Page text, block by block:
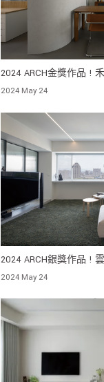
2024 ARCH金獎作品 !
獲新生的環境 看見早期
2024 May 24
2024 ARCH銀獎作品 !
造成舒適的現代化住宅
2024 May 24